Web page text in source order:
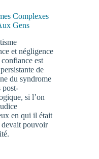
Complexes
Gens
et négligence
est
de
du syndrome
post-
si l’on
en qui il était
pouvoir